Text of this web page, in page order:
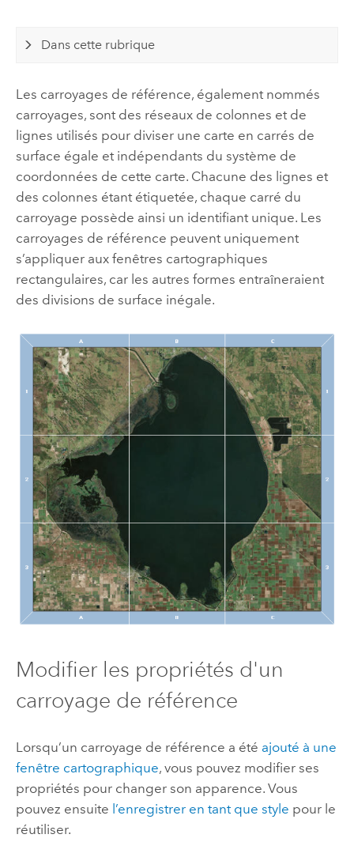
Dans cette rubrique
Les carroyages de référence, également nommés
carroyages, sont des réseaux de colonnes et de
lignes utilisés pour diviser une carte en carrés de
surface égale et indépendants du système de
coordonnées de cette carte. Chacune des lignes et
des colonnes étant étiquetée, chaque carré du
carroyage possède ainsi un identifiant unique. Les
carroyages de référence peuvent uniquement
s’appliquer aux fenêtres cartographiques
rectangulaires, car les autres formes entraîneraient
des divisions de surface inégale.
Modifier les propriétés d'un
carroyage de référence
Lorsqu’un carroyage de référence a été ajouté à une
fenêtre cartographique, vous pouvez modifier ses
propriétés pour changer son apparence. Vous
pouvez ensuite l’enregistrer en tant que style pour le
réutiliser.